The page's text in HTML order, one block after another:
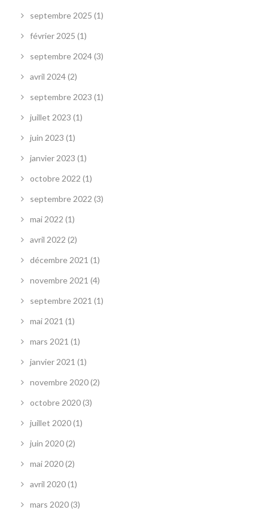
septembre 2025 (1)
février 2025 (1)
septembre 2024(3)
avril 2024(2)
septembre 2023 (1)
juillet 2023 (1)
juin 2023 (1)
janvier 2023 (1)
octobre 2022 (1)
septembre 2022 (3)
mai 2022 (1)
avril 2022 (2)
décembre 2021 (1)
novembre 2021 (4)
septembre 2021 (1)
mai 2021 (1)
mars 2021 (1)
janvier 2021 (1)
novembre 2020(2)
octobre 2020(3)
juillet 2020(1)
juin 2020(2)
mai 2020(2)
avril 2020(1)
mars 2020(3)